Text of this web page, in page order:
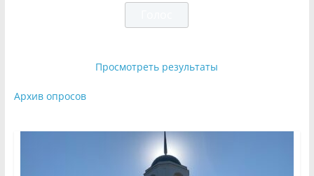
Просмотреть результаты
Архив опросов